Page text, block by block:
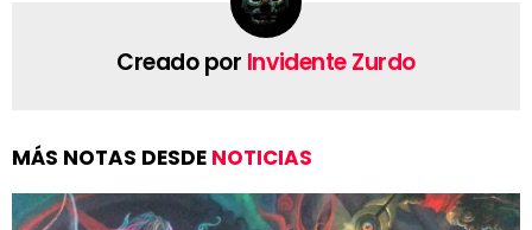
Creado por Invidente Zurdo
MÁS NOTAS DESDE NOTICIAS